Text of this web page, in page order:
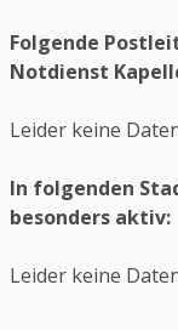
Folgende
Notdienst
Leider keine
In folgenden
besonders aktiv:
Leider keine